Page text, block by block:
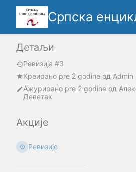
Српска
Детаљи
Ревизија #3
Креирано pre 2 godine oд Admin
Ажурирано pre 2 godine од
Деветак
Акције
Ревизије